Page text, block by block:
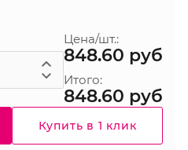
Цена/шт.:
848.60 руб
Итого:
848.60 руб
Купить в 1 клик